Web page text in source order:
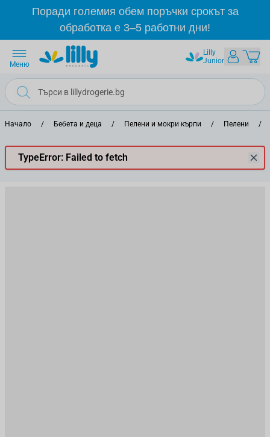
Прескачане към съдържанието
Поради големия обем поръчки срокът за
обработка е 3–5 работни дни!
Lilly
Junior
Меню
Начало / Бебета и деца / Пелени и мокри кърпи / Пелени /
TypeError: Failed to fetch